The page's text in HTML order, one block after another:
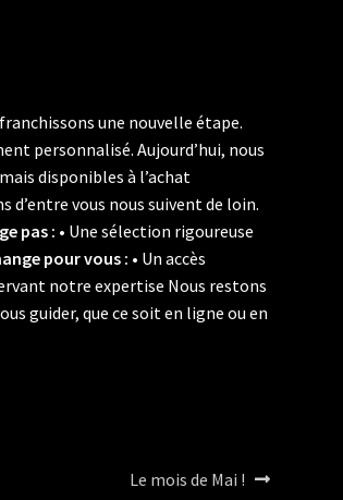
une nouvelle étape.
personnalisé. Aujourd’hui, nous
disponibles à l’achat
d’entre vous nous suivent de loin.
pas : • Une sélection rigoureuse
pour vous : • Un accès
notre expertise Nous restons
guider, que ce soit en ligne ou en
Article
Le mois de Mai !